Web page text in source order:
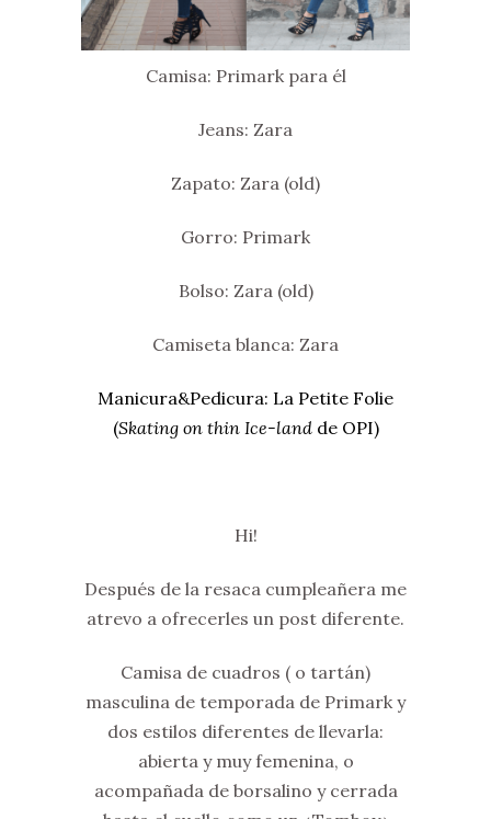
Camisa: Primark para él
Jeans: Zara
Zapato: Zara (old)
Gorro: Primark
Bolso: Zara (old)
Camiseta blanca: Zara
Manicura&Pedicura: La Petite Folie
(Skating on thin Ice-landde OPI)
Hi!
Después de la resaca cumpleañera me
atrevo a ofrecerles un post diferente.
Camisa de cuadros ( o tartán)
masculina de temporada de Primark y
dos estilos diferentes de llevarla:
abierta y muy femenina, o
acompañada de borsalino y cerrada